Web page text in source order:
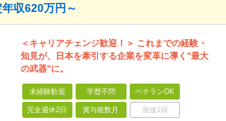
収620万円～
＜キャリアチェンジ歓迎！＞ これまでの経験・
知見が、日本を牽引する企業を変革に導く"最大
の武器"に。
未経験歓迎 学歴不問 ベテランOK
完全週休2日 賞与複数月 面接1回